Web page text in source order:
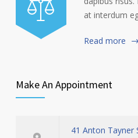
at interdum
Read more
Make An Appointment
41 Anton Tayner